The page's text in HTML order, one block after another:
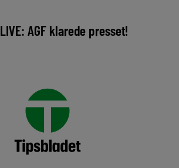
LIVE: AGF klarede presset!